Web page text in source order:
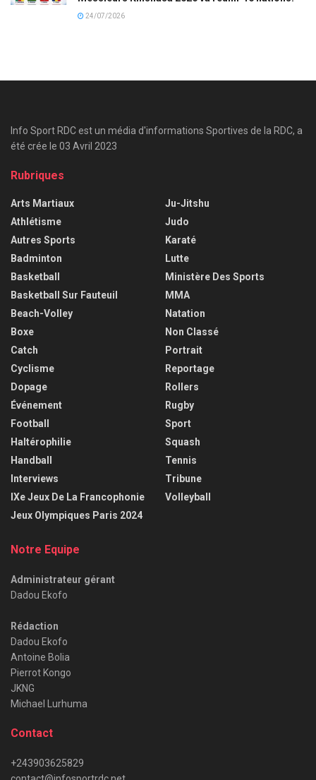
24/07/2026
Info Sport RDC est un média d'informations Sportives de la RDC, a
été crée le 03 Avril 2023
Rubriques
Arts Martiaux
Athlétisme
Autres Sports
Badminton
Basketball
Basketball Sur Fauteuil
Beach-Volley
Boxe
Catch
Cyclisme
Dopage
Événement
Football
Haltérophilie
Handball
Interviews
IXe Jeux De La Francophonie
Jeux Olympiques Paris 2024
Ju-Jitshu
Judo
Karaté
Lutte
Ministère Des Sports
MMA
Natation
Non Classé
Portrait
Reportage
Rollers
Rugby
Sport
Squash
Tennis
Tribune
Volleyball
Notre Equipe
Administrateur gérant
Dadou Ekofo
Rédaction
Dadou Ekofo
Antoine Bolia
Pierrot Kongo
JKNG
Michael Lurhuma
Contact
+243903625829